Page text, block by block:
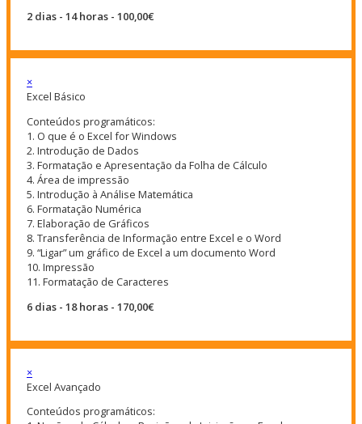
2 dias - 14 horas - 100,00€
×
Excel Básico
Conteúdos programáticos:
1. O que é o Excel for Windows
2. Introdução de Dados
3. Formatação e Apresentação da Folha de Cálculo
4. Área de impressão
5. Introdução à Análise Matemática
6. Formatação Numérica
7. Elaboração de Gráficos
8. Transferência de Informação entre Excel e o Word
9. “Ligar” um gráfico de Excel a um documento Word
10. Impressão
11. Formatação de Caracteres
6 dias - 18 horas - 170,00€
×
Excel Avançado
Conteúdos programáticos: